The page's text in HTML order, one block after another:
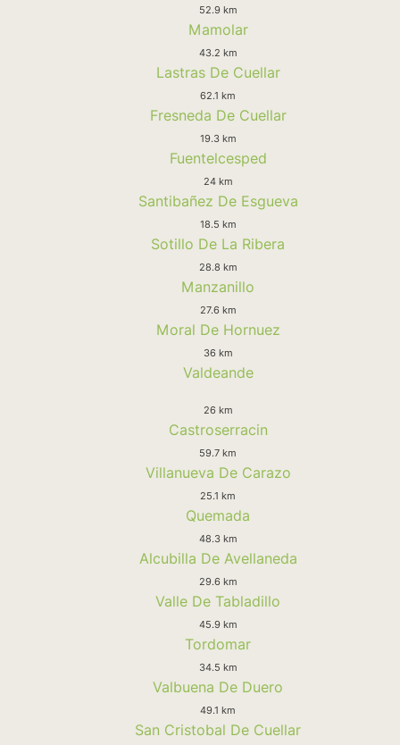
52.9 km
Mamolar
43.2 km
Lastras De Cuellar
62.1 km
Fresneda De Cuellar
19.3 km
Fuentelcesped
24 km
Santibañez De Esgueva
18.5 km
Sotillo De La Ribera
28.8 km
Manzanillo
27.6 km
Moral De Hornuez
36 km
Valdeande
26 km
Castroserracin
59.7 km
Villanueva De Carazo
25.1 km
Quemada
48.3 km
Alcubilla De Avellaneda
29.6 km
Valle De Tabladillo
45.9 km
Tordomar
34.5 km
Valbuena De Duero
49.1 km
San Cristobal De Cuellar